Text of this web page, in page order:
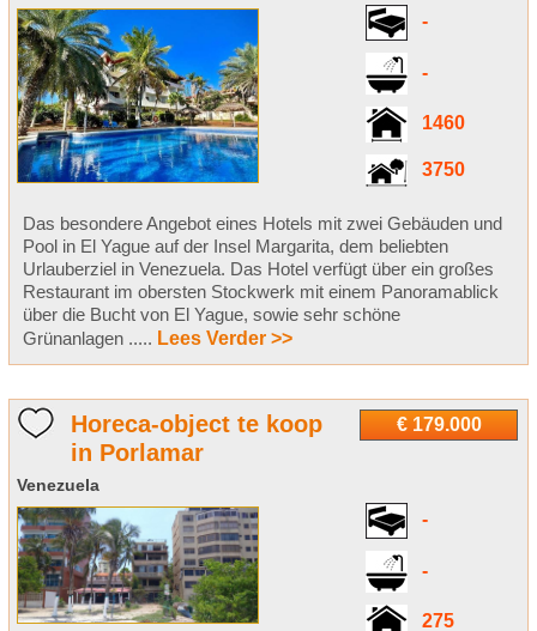
-
-
1460
3750
Das besondere Angebot eines Hotels mit zwei Gebäuden und
Pool in El Yague auf der Insel Margarita, dem beliebten
Urlauberziel in Venezuela. Das Hotel verfügt über ein großes
Restaurant im obersten Stockwerk mit einem Panoramablick
über die Bucht von El Yague, sowie sehr schöne
Grünanlagen ..... Lees Verder >>
€ 179.000
Horeca-object te koop
in Porlamar
Venezuela
-
-
275